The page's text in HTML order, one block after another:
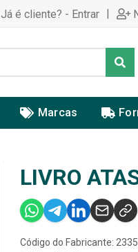
Já é cliente? - Entrar |
Marcas
LIVRO
Código do Fabricante: